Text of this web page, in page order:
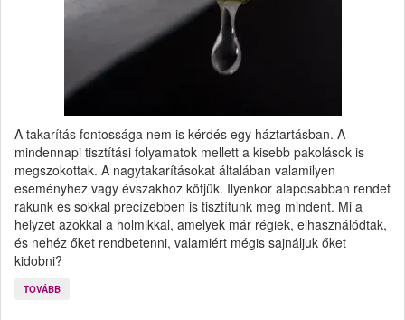
A takarítás fontossága nem is kérdés egy háztartásban. A
mindennapi tisztítási folyamatok mellett a kisebb pakolások is
megszokottak. A nagytakarításokat általában valamilyen
eseményhez vagy évszakhoz kötjük. Ilyenkor alaposabban rendet
rakunk és sokkal precízebben is tisztítunk meg mindent. Mi a
helyzet azokkal a holmikkal, amelyek már régiek, elhasználódtak,
és nehéz őket rendbetenni, valamiért mégis sajnáljuk őket
kidobni?
TOVÁBB